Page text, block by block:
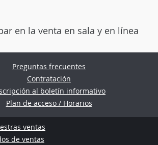
en la venta en sala y en línea
Preguntas frecuentes
Contratación
al boletín informativo
Plan de acceso / Horarios
ventas
de ventas